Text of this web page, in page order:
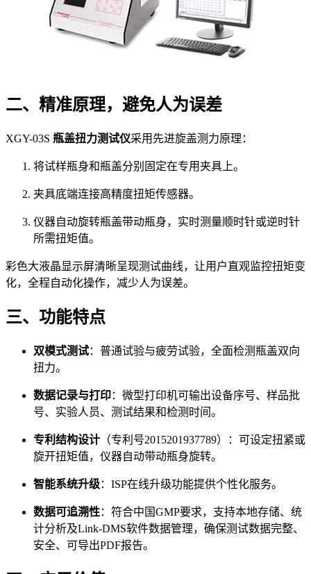
二、精准原理，避免人为误差
XGY-03S 瓶盖扭力测试仪采用先进旋盖测力原理：
将试样瓶身和瓶盖分别固定在专用夹具上。
夹具底端连接高精度扭矩传感器。
仪器自动旋转瓶盖带动瓶身，实时测量顺时针或逆时针
所需扭矩值。
彩色大液晶显示屏清晰呈现测试曲线，让用户直观监控扭矩变
化，全程自动化操作，减少人为误差。
三、功能特点
双模式测试：普通试验与疲劳试验，全面检测瓶盖双向
扭力。
数据记录与打印：微型打印机可输出设备序号、样品批
号、实验人员、测试结果和检测时间。
专利结构设计 （专利号2015201937789）：可设定扭紧或
旋开扭矩值，仪器自动带动瓶身旋转。
智能系统升级：ISP在线升级功能提供个性化服务。
数据可追溯性：符合中国GMP要求，支持本地存储、统
计分析及Link-DMS软件数据管理，确保测试数据完整、
安全、可导出PDF报告。